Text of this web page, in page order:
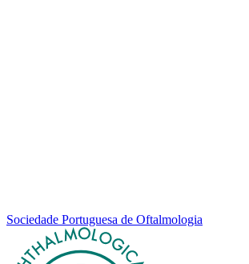
Sociedade Portuguesa de Oftalmologia